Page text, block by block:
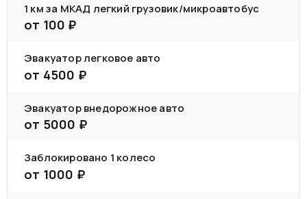
1 км за МКАД легкий грузовик/микроавтобус
от 100 ₽
Эвакуатор легковое авто
от 4500 ₽
Эвакуатор внедорожное авто
от 5000 ₽
Заблокировано 1 колесо
от 1000 ₽